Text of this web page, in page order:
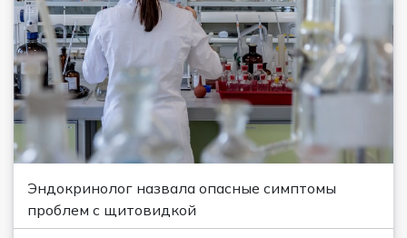
Эндокринолог назвала опасные симптомы
проблем с щитовидкой